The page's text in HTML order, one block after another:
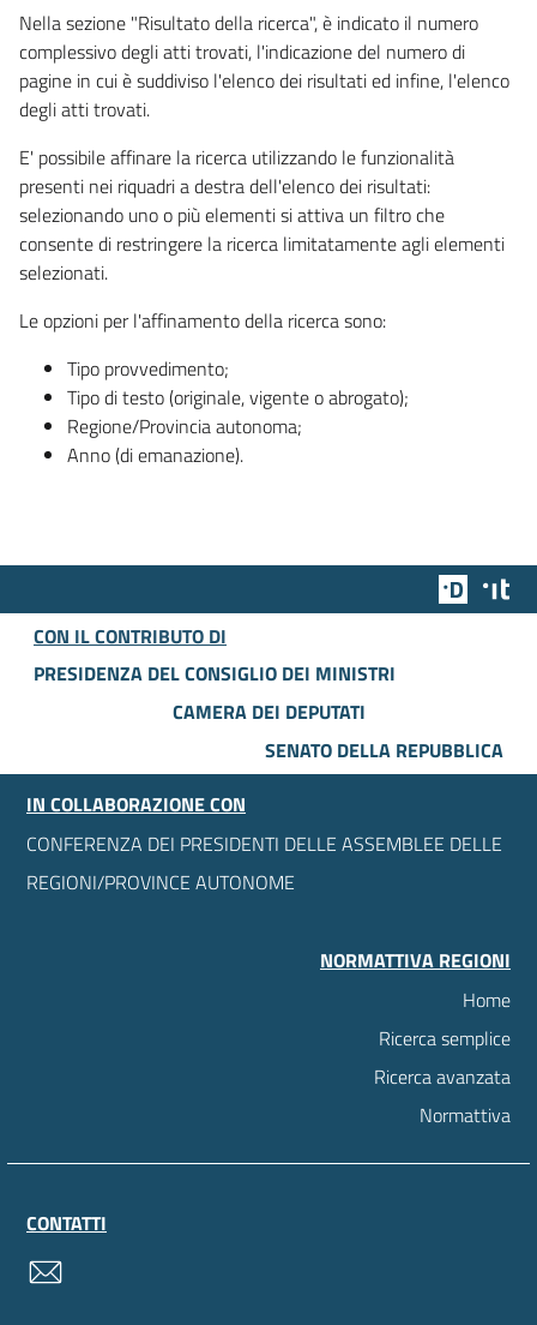
Nella sezione "Risultato della ricerca", è indicato il numero
complessivo degli atti trovati, l'indicazione del numero di
pagine in cui è suddiviso l'elenco dei risultati ed infine, l'elenco
degli atti trovati.
E' possibile affinare la ricerca utilizzando le funzionalità
presenti nei riquadri a destra dell'elenco dei risultati:
selezionando uno o più elementi si attiva un filtro che
consente di restringere la ricerca limitatamente agli elementi
selezionati.
Le opzioni per l'affinamento della ricerca sono:
Tipo provvedimento;
Tipo di testo (originale, vigente o abrogato);
Regione/Provincia autonoma;
Anno (di emanazione).
Team
CON IL CONTRIBUTO DI
PRESIDENZA DEL CONSIGLIO DEI MINISTRI
CAMERA DEI DEPUTATI
SENATO DELLA REPUBBLICA
IN COLLABORAZIONE CON
CONFERENZA DEI PRESIDENTI DELLE ASSEMBLEE DELLE
REGIONI/PROVINCE AUTONOME
NORMATTIVA REGIONI
Home
Ricerca semplice
Ricerca avanzata
Normattiva
CONTATTI